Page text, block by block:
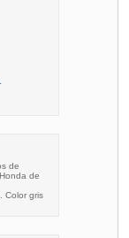
de
de
Color gris